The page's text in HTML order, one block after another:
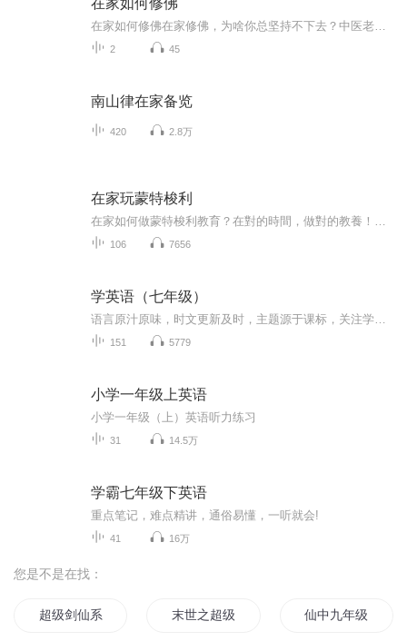
2 45
南山律在家备览
420 2.8万
在家玩蒙特梭利
106 7656
学英语（七年级）
151 5779
小学一年级上英语
小学一年级（上）英语听力练习
31 14.5万
学霸七年级下英语
重点笔记，难点精讲，通俗易懂，一听就会!
41 16万
您是不是在找：
超级剑仙系统 末世之超级全能系统 仙中九年级传说